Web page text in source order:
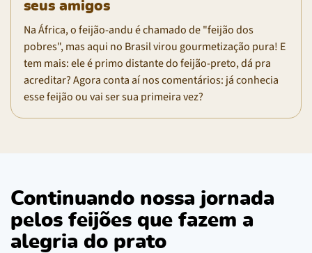
seus amigos
Na África, o feijão-andu é chamado de "feijão dos
pobres", mas aqui no Brasil virou gourmetização pura! E
tem mais: ele é primo distante do feijão-preto, dá pra
acreditar? Agora conta aí nos comentários: já conhecia
esse feijão ou vai ser sua primeira vez?
Continuando nossa jornada
pelos feijões que fazem a
alegria do prato